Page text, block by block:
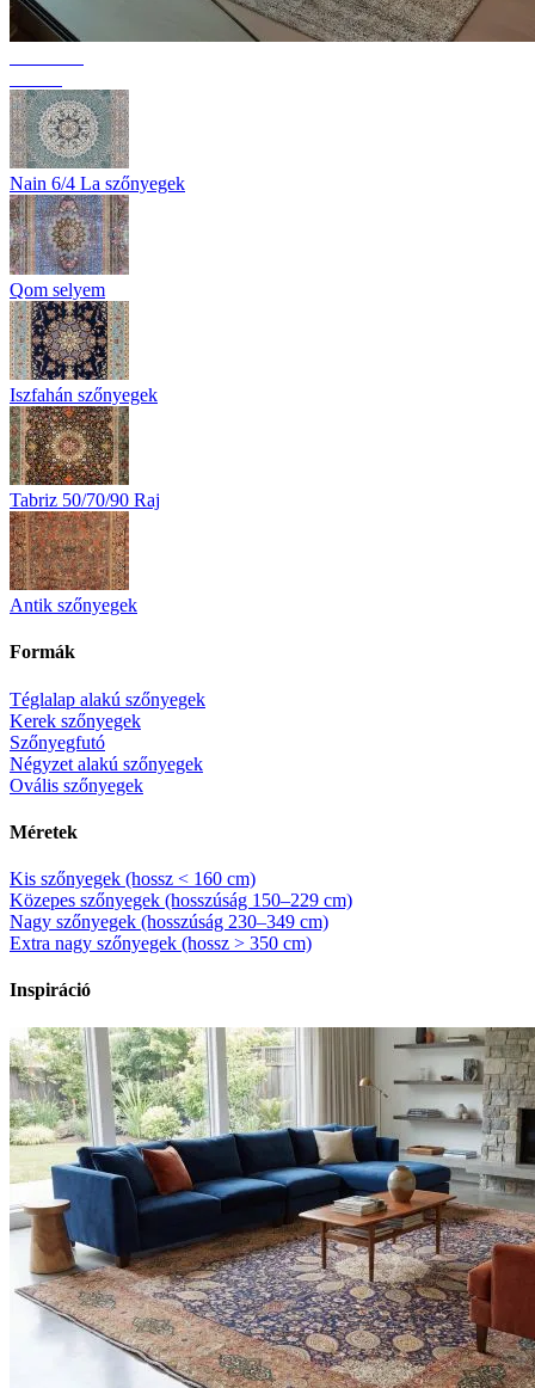
Nain 6/4 La szőnyegek
Qom selyem
Iszfahán szőnyegek
Tabriz 50/70/90 Raj
Antik szőnyegek
Formák
Téglalap alakú szőnyegek
Kerek szőnyegek
Szőnyegfutó
Négyzet alakú szőnyegek
Ovális szőnyegek
Méretek
Kis szőnyegek (hossz < 160 cm)
Közepes szőnyegek (hosszúság 150–229 cm)
Nagy szőnyegek (hosszúság 230–349 cm)
Extra nagy szőnyegek (hossz > 350 cm)
Inspiráció